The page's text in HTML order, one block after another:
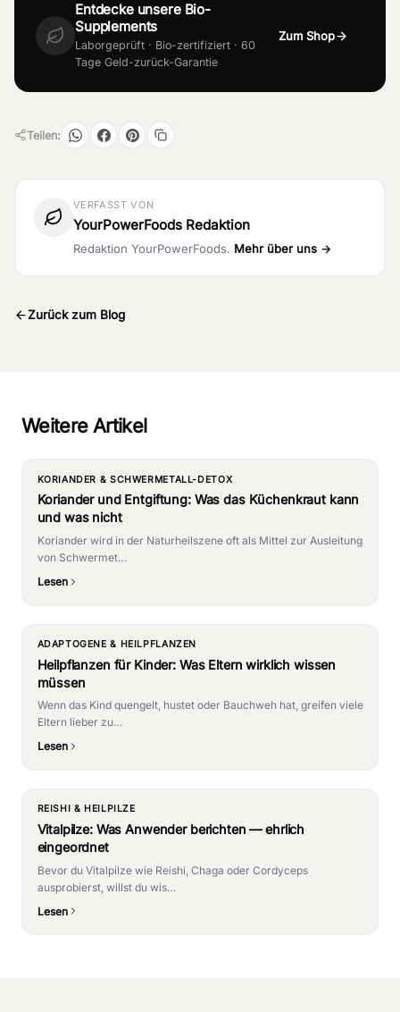
Entdecke unsere Bio-
Supplements
Laborgeprüft · Bio-zertifiziert · 60
Tage Geld-zurück-Garantie
Zum Shop
Teilen:
VERFASST VON
YourPowerFoods Redaktion
Redaktion YourPowerFoods. Mehr über uns →
Zurück zum Blog
Weitere Artikel
KORIANDER & SCHWERMETALL-DETOX
Koriander und Entgiftung: Was das Küchenkraut kann
und was nicht
Koriander wird in der Naturheilszene oft als Mittel zur Ausleitung
von Schwermet…
Lesen
ADAPTOGENE & HEILPFLANZEN
Heilpflanzen für Kinder: Was Eltern wirklich wissen
müssen
Wenn das Kind quengelt, hustet oder Bauchweh hat, greifen viele
Eltern lieber zu…
Lesen
REISHI & HEILPILZE
Vitalpilze: Was Anwender berichten — ehrlich
eingeordnet
Bevor du Vitalpilze wie Reishi, Chaga oder Cordyceps
ausprobierst, willst du wis…
Lesen